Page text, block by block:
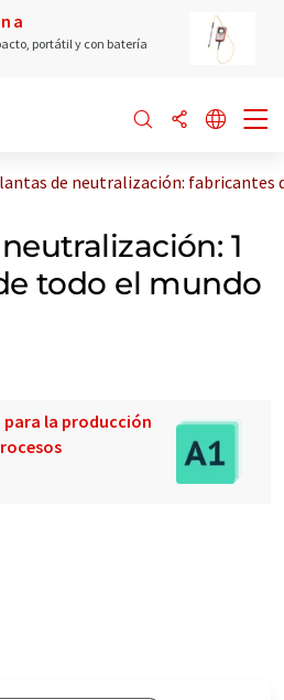
portátil y con batería
de neutralización: fabricantes
1
todo el mundo
para la producción